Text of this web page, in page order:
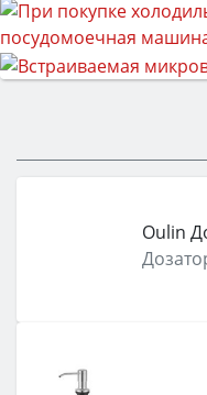
Oulin